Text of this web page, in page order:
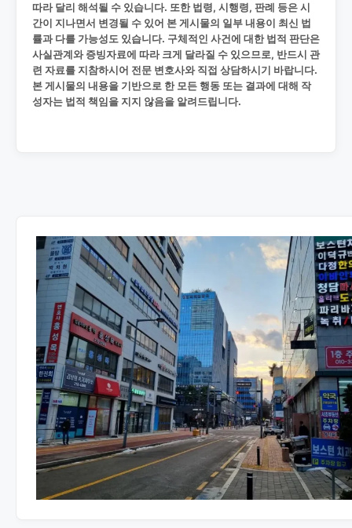
따라 달리 해석될 수 있습니다. 또한 법령, 시행령, 판례 등은 시
간이 지나면서 변경될 수 있어 본 게시물의 일부 내용이 최신 법
률과 다를 가능성도 있습니다. 구체적인 사건에 대한 법적 판단은
사실관계와 증빙자료에 따라 크게 달라질 수 있으므로, 반드시 관
련 자료를 지참하시어 전문 변호사와 직접 상담하시기 바랍니다.
본 게시물의 내용을 기반으로 한 모든 행동 또는 결과에 대해 작
성자는 법적 책임을 지지 않음을 알려드립니다.